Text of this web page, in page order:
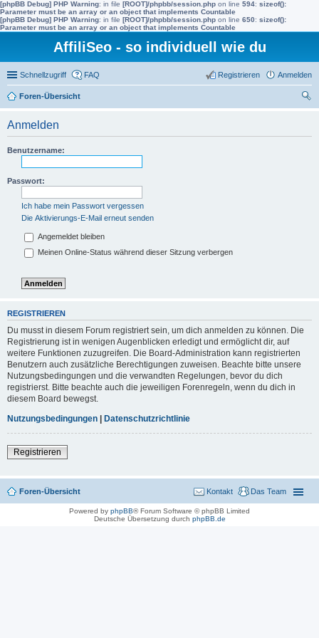
[phpBB Debug] PHP Warning: in file [ROOT]/phpbb/session.php on line 594: sizeof():
Parameter must be an array or an object that implements Countable
[phpBB Debug] PHP Warning: in file [ROOT]/phpbb/session.php on line 650: sizeof():
Parameter must be an array or an object that implements Countable
AffiliSeo - so individuell wie du
Schnellzugriff FAQ Anmelden
Registrieren
Foren-Übersicht
Anmelden
Benutzername:
Passwort:
Ich habe mein Passwort vergessen
Die Aktivierungs-E-Mail erneut senden
Angemeldet bleiben
Meinen Online-Status während dieser Sitzung verbergen
REGISTRIEREN
Du musst in diesem Forum registriert sein, um dich anmelden zu können. Die
Registrierung ist in wenigen Augenblicken erledigt und ermöglicht dir, auf
weitere Funktionen zuzugreifen. Die Board-Administration kann registrierten
Benutzern auch zusätzliche Berechtigungen zuweisen. Beachte bitte unsere
Nutzungsbedingungen und die verwandten Regelungen, bevor du dich
registrierst. Bitte beachte auch die jeweiligen Forenregeln, wenn du dich in
diesem Board bewegst.
Nutzungsbedingungen | Datenschutzrichtlinie
Registrieren
Foren-Übersicht Das Team
Kontakt
Powered by phpBB® Forum Software © phpBB Limited
Deutsche Übersetzung durch phpBB.de